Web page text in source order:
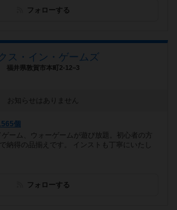
フォローする
ス・イン・ゲームズ
福井県敦賀市本町2-12−3
お知らせはありません
個
ーム、ウォーゲームが遊び放題。初心者の方
納得の品揃えです。 インストも丁寧にいたし
フォローする